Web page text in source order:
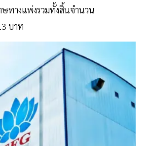
ษทางแพ่งรวมทั้งสิ้นจำนวน
บาท